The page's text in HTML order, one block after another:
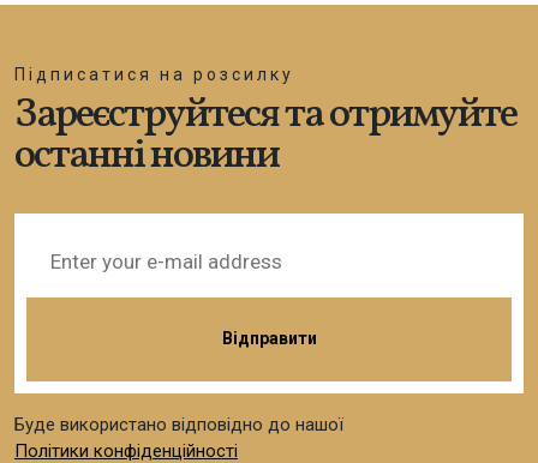
Підписатися на розсилку
Зареєструйтеся та отримуйте
останні новини
Буде використано відповідно до нашої
Політики конфіденційності